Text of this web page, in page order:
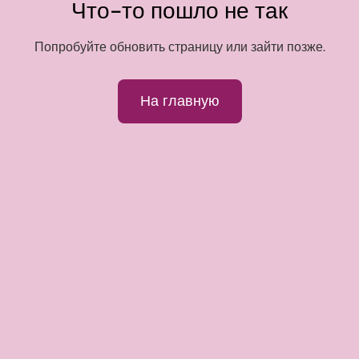
Что-то пошло не так
Попробуйте обновить страницу или зайти позже.
На главную